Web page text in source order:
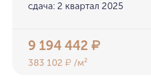
сдача: 2 квартал 2025
9 194 442₽
383 102₽ /м²